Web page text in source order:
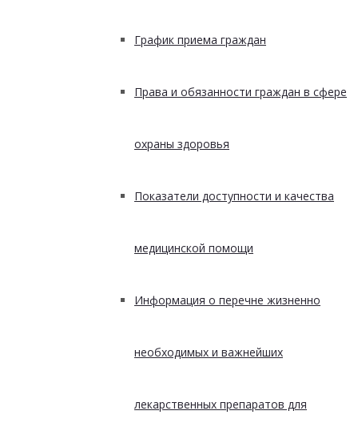
График приема граждан
Права и обязанности граждан в сфере
охраны здоровья
Показатели доступности и качества
медицинской помощи
Информация о перечне жизненно
необходимых и важнейших
лекарственных препаратов для